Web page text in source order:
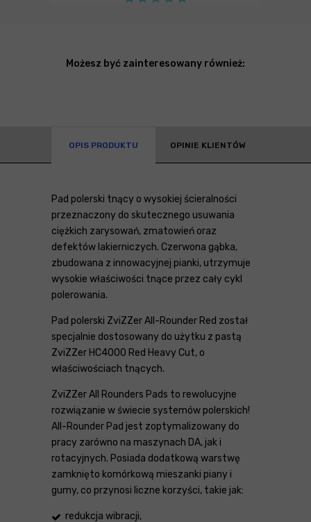
Możesz być zainteresowany również:
OPIS PRODUKTU OPINIE KLIENTÓW
Pad polerski tnący o wysokiej ścieralności
przeznaczony do skutecznego usuwania
ciężkich zarysowań, zmatowień oraz
defektów lakierniczych. Czerwona gąbka,
zbudowana z innowacyjnej pianki, utrzymuje
wysokie właściwości tnące przez cały cykl
polerowania.
Pad polerski ZviZZer All-Rounder Red został
specjalnie dostosowany do użytku z pastą
ZviZZer HC4000 Red Heavy Cut, o
właściwościach tnących.
ZviZZer All Rounders Pads to rewolucyjne
rozwiązanie w świecie systemów polerskich!
All-Rounder Pad jest zoptymalizowany do
pracy zarówno na maszynach DA, jak i
rotacyjnych. Posiada dodatkową warstwę
zamknięto komórkową mieszanki piany i
gumy, co przynosi liczne korzyści, takie jak:
redukcja wibracji,